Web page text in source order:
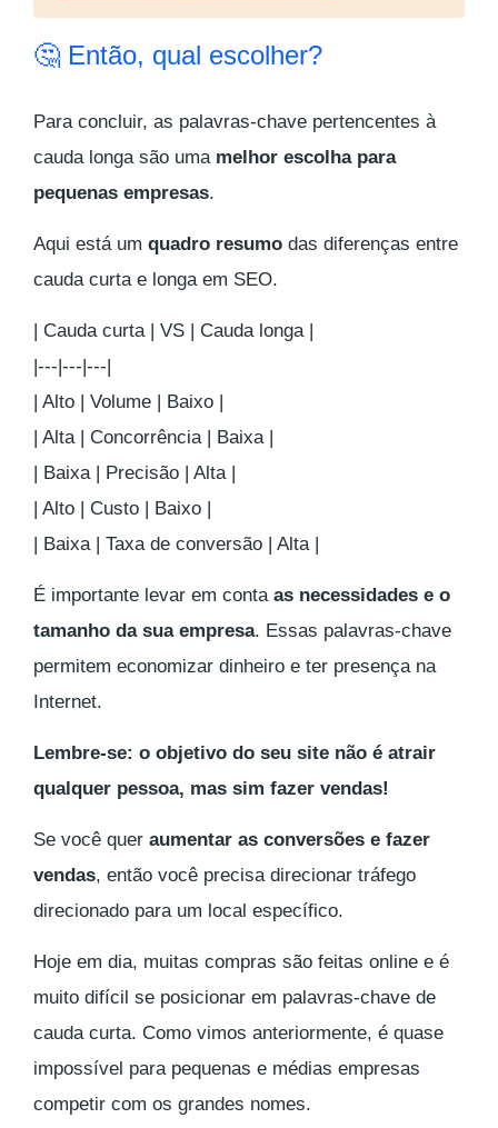
🤔 Então, qual escolher?
Para concluir, as palavras-chave pertencentes à
cauda longa são uma melhor escolha para
pequenas empresas.
Aqui está um quadro resumo das diferenças entre
cauda curta e longa em SEO.
| Cauda curta | VS | Cauda longa |
|---|---|---|
| Alto | Volume | Baixo |
| Alta | Concorrência | Baixa |
| Baixa | Precisão | Alta |
| Alto | Custo | Baixo |
| Baixa | Taxa de conversão | Alta |
É importante levar em conta as necessidades e o
tamanho da sua empresa. Essas palavras-chave
permitem economizar dinheiro e ter presença na
Internet.
Lembre-se: o objetivo do seu site não é atrair
qualquer pessoa, mas sim fazer vendas!
Se você quer aumentar as conversões e fazer
vendas, então você precisa direcionar tráfego
direcionado para um local específico.
Hoje em dia, muitas compras são feitas online e é
muito difícil se posicionar em palavras-chave de
cauda curta. Como vimos anteriormente, é quase
impossível para pequenas e médias empresas
competir com os grandes nomes.